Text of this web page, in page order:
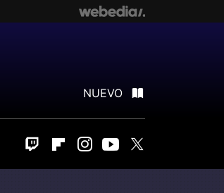
NUEVO
Twitch FlipboardInstagram
Youtube